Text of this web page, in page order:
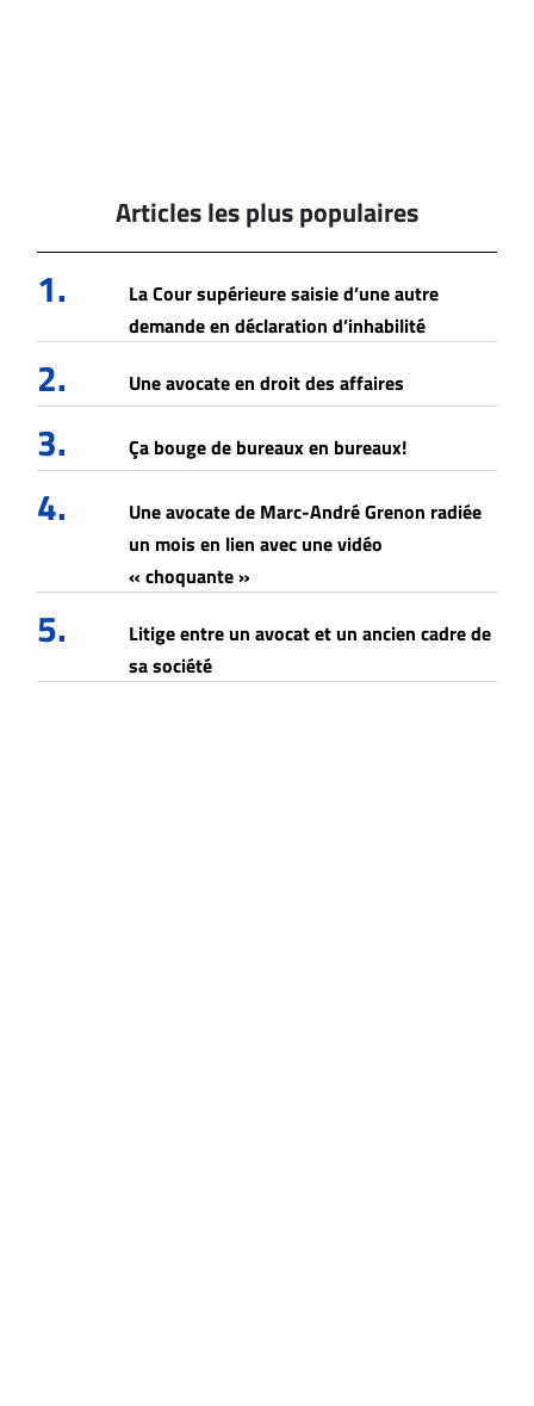
Articles les plus populaires
1.
La Cour supérieure saisie d’une autre
demande en déclaration d’inhabilité
2. Une avocate en droit des affaires
3. Ça bouge de bureaux en bureaux!
4.
Une avocate de Marc-André Grenon radiée
un mois en lien avec une vidéo
« choquante »
5.
Litige entre un avocat et un ancien cadre de
sa société